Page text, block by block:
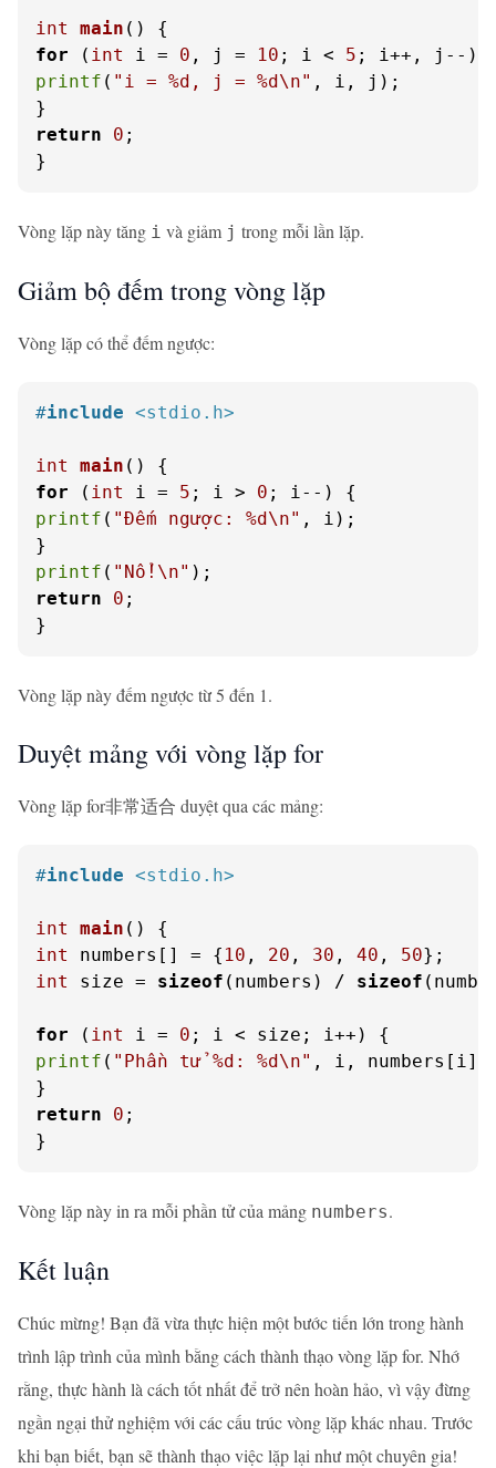
int main ()
for ( int i = 0 , j = 10 ; i < 5
printf ( "i = %d, j = %d\n" , i, j);
return
0 ;
}
Vòng lặp này tăng i và giảm j trong mỗi lần lặp.
Giảm bộ đếm trong vòng lặp
Vòng lặp có thể đếm ngược:
#include <stdio.h>
int main ()
for ( int i = 5 ; i > 0
printf ( "Đếm ngược: %d\n" , i);
printf ( "Nổ!\n"
return
0 ;
}
Vòng lặp này đếm ngược từ 5 đến 1.
Duyệt mảng với vòng lặp for
Vòng lặp for非常适合 duyệt qua các mảng:
#include <stdio.h>
int main ()
int
numbers[] = { 10 , 20 , 30 , 40 , 50
int
size = sizeof (numbers) / sizeof
for ( int i = 0
printf ( "Phần tử %d: %d\n" , i,
return
0 ;
}
Vòng lặp này in ra mỗi phần tử của mảng numbers.
Kết luận
Chúc mừng! Bạn đã vừa thực hiện một bước tiến lớn trong hành
trình lập trình của mình bằng cách thành thạo vòng lặp for. Nhớ
rằng, thực hành là cách tốt nhất để trở nên hoàn hảo, vì vậy đừng
ngần ngại thử nghiệm với các cấu trúc vòng lặp khác nhau. Trước
khi bạn biết, bạn sẽ thành thạo việc lặp lại như một chuyên gia!